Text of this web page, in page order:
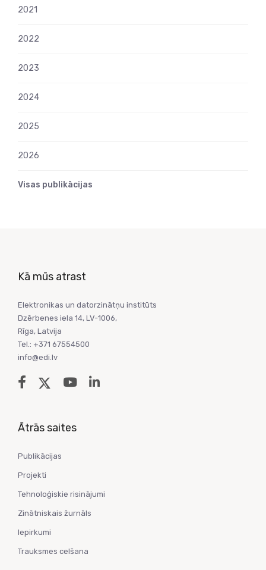
2021
2022
2023
2024
2025
2026
Visas publikācijas
Kā mūs atrast
Elektronikas un datorzinātņu institūts
Dzērbenes iela 14, LV-1006,
Rīga, Latvija
Tel.: +371 67554500
info@edi.lv
Ātrās saites
Publikācijas
Projekti
Tehnoloģiskie risinājumi
Zinātniskais žurnāls
Iepirkumi
Trauksmes celšana